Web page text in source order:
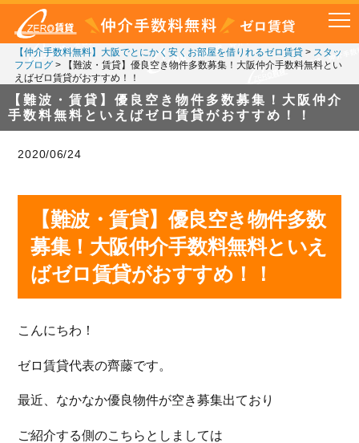
【仲介手数料無料】大阪でとにかく安くお部屋を借りれるゼロ賃貸> スタッ
フブログ>
【難波・賃貸】優良空き物件多数募集！大阪仲介手数料無料とい
えばゼロ賃貸がおすすめ！！
【難波・賃貸】優良空き物件多数募集！大阪仲介
手数料無料といえばゼロ賃貸がおすすめ！！
2020/06/24
【難波・賃貸】優良空き物件多数
募集！大阪仲介手数料無料といえ
ばゼロ賃貸がおすすめ！！
こんにちわ！
ゼロ賃貸代表の齊藤です。
最近、なかなか優良物件が空き募集出ており
ご紹介する側のこちらとしましては